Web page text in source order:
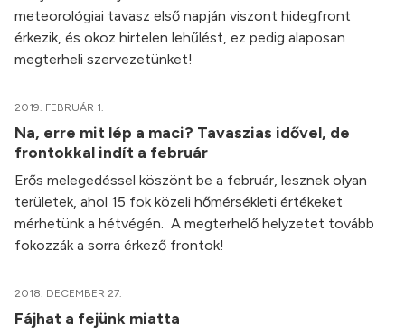
meteorológiai tavasz első napján viszont hidegfront
érkezik, és okoz hirtelen lehűlést, ez pedig alaposan
megterheli szervezetünket!
2019. FEBRUÁR 1.
Na, erre mit lép a maci? Tavaszias idővel, de
frontokkal indít a február
Erős melegedéssel köszönt be a február, lesznek olyan
területek, ahol 15 fok közeli hőmérsékleti értékeket
mérhetünk a hétvégén. A megterhelő helyzetet tovább
fokozzák a sorra érkező frontok!
2018. DECEMBER 27.
Fájhat a fejünk miatta